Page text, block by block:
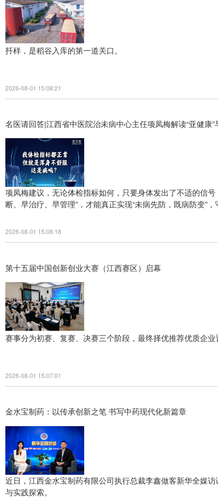
扦样，是稻谷入库的第一道关口。
2026-08-01 15:08:21
名医请回答|江西省中医院治未病中心主任项凤梅解读“亚健康”
项凤梅建议，无论体检指标如何，只要身体发出了不适的信
断、早治疗、早管理”，才能真正实现“未病先防，既病防变”
2026-08-01 15:08:18
第十五届中国创新创业大赛（江西赛区）启幕
赛事分为初赛、复赛、决赛三个阶段，最终择优推荐优质企
2026-08-01 15:07:01
金水宝制药：以传承创新之笔 书写中药现代化新篇章
近日，江西金水宝制药有限公司执行总裁李鑫做客新华全媒
与实践探索。